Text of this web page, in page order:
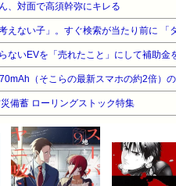
、対面で高須幹弥にキレる
えない子」。すぐ検索が当たり前に 「
ないEVを「売れたこと」にして補助金
（そこらの最新スマホの約2倍）
備蓄 ローリングストック特集